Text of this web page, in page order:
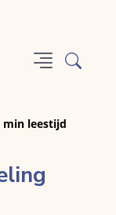
min leestijd